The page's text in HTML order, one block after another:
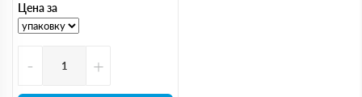
Цена за
- +